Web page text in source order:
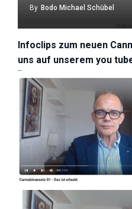
By Bodo Michael Schübel
Infoclips zum neuen
uns auf unserem you